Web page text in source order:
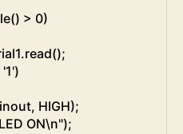
() > 0)
.read();
'1')
, HIGH);
ON\n");